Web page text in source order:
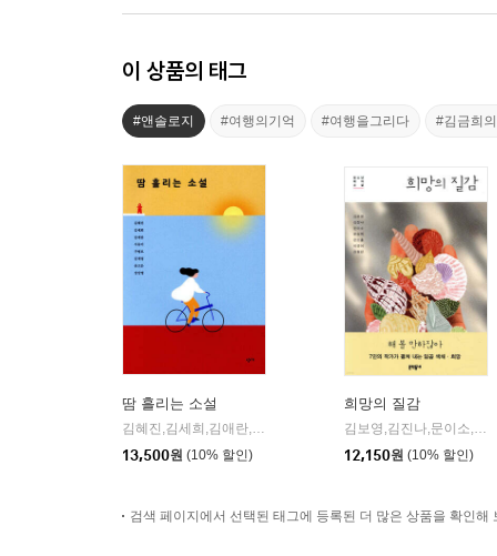
이 상품의 태그
#앤솔로지 #여행의기억 #여행을그리다 #김금희
땀 흘리는 소설
김혜진,김세희,김애란,서유미,구병모,김재영,윤고은,장강명 공저
13,500원 (10% 할인)
희망의 질감
김보영,김진나,문이소,윤성희,은소홀,이금이,진형민 공저/유영진 편
12,150원 (10% 할인)
검색 페이지에서 선택된 태그에 등록된 더 많은 상품을 확인해